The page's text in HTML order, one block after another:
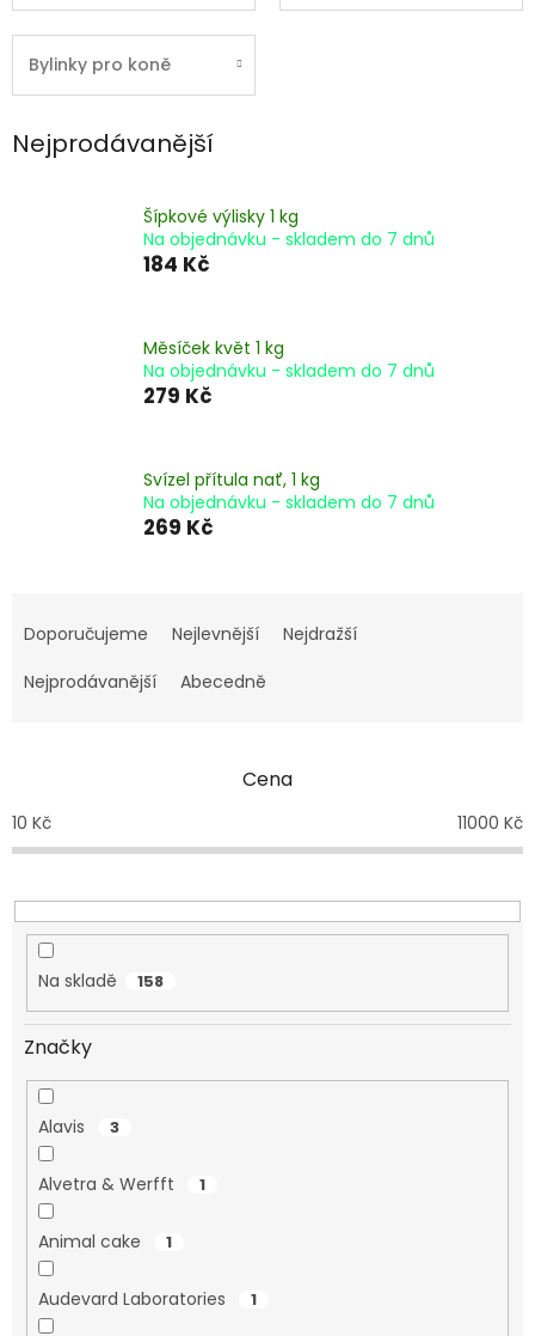
Bylinky pro koně
Nejprodávanější
Šípkové výlisky 1 kg
Na objednávku - skladem do 7 dnů
184 Kč
Měsíček květ 1 kg
Na objednávku - skladem do 7 dnů
279 Kč
Svízel přítula nať, 1 kg
Na objednávku - skladem do 7 dnů
269 Kč
a
e
o
d
k
t
Doporučujeme Nejlevnější
Nejdražší
Nejprodávanější
Abecedně
Cena
10 Kč 11000 Kč
Na skladě 158
Značky
Alavis 3
Alvetra & Werfft 1
Animal cake 1
Audevard Laboratories 1